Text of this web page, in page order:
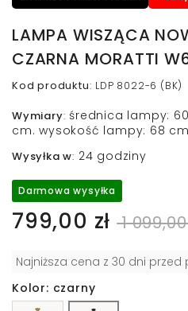
LAMPA WISZĄCA
CZARNA MORATTI
Kod produktu: LDP 8022-6 (BK)
Wymiary: średnica lampy:
cm. wysokość lampy: 68
Wysyłka w: 24 godziny
Darmowa wysyłka
799,00 zł 1 099,00
Najniższa cena z 30 dni przed
Kolor: czarny